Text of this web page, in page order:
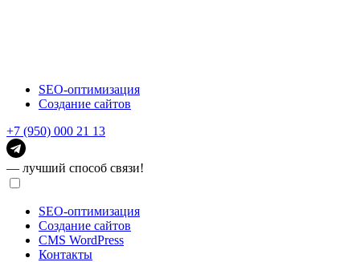
SEO-оптимизация
Создание сайтов
+7 (950) 000 21 13
— лучший способ связи!
SEO-оптимизация
Создание сайтов
CMS WordPress
Контакты